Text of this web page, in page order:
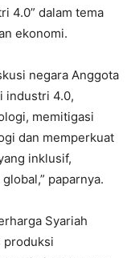
4.0” dalam tema
ekonomi.
negara Anggota
industri 4.0,
memitigasi
dan memperkuat
inklusif,
paparnya.
Syariah
produksi